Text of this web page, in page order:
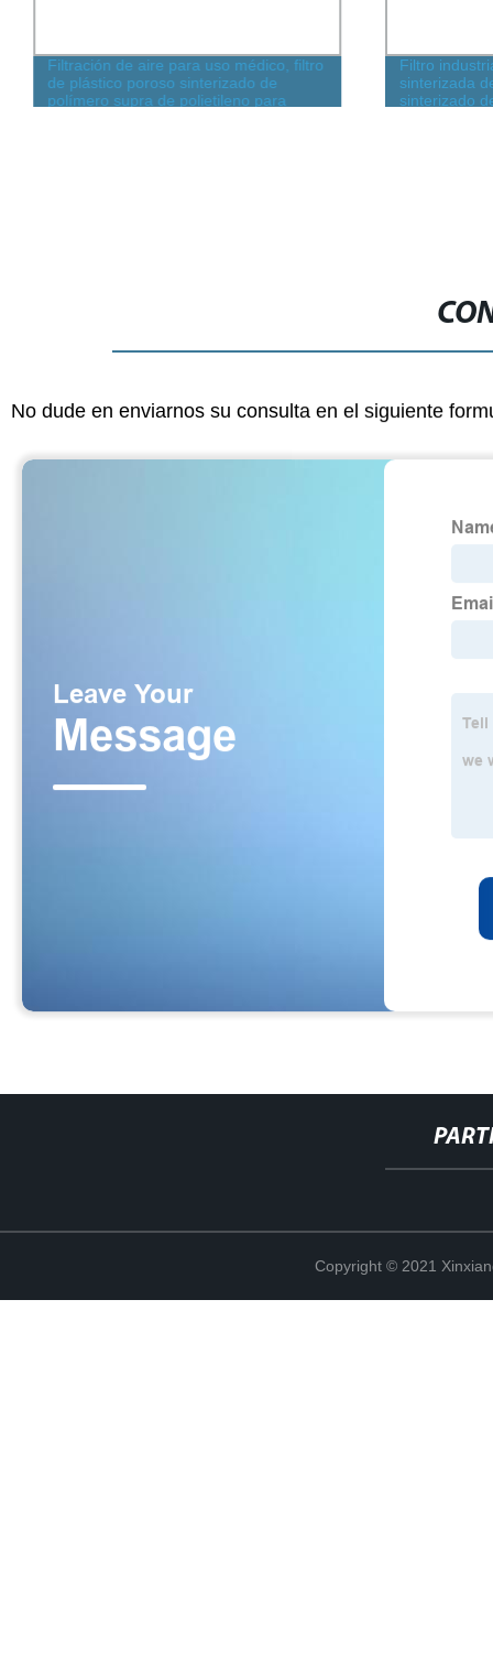
Filtración de aire para uso médico, filtro
de plástico poroso sinterizado de
polímero supra de polietileno para
Filtro
sinterizada
sinterizado
No dude en enviarnos su consulta en el siguiente
Copyright © 2021